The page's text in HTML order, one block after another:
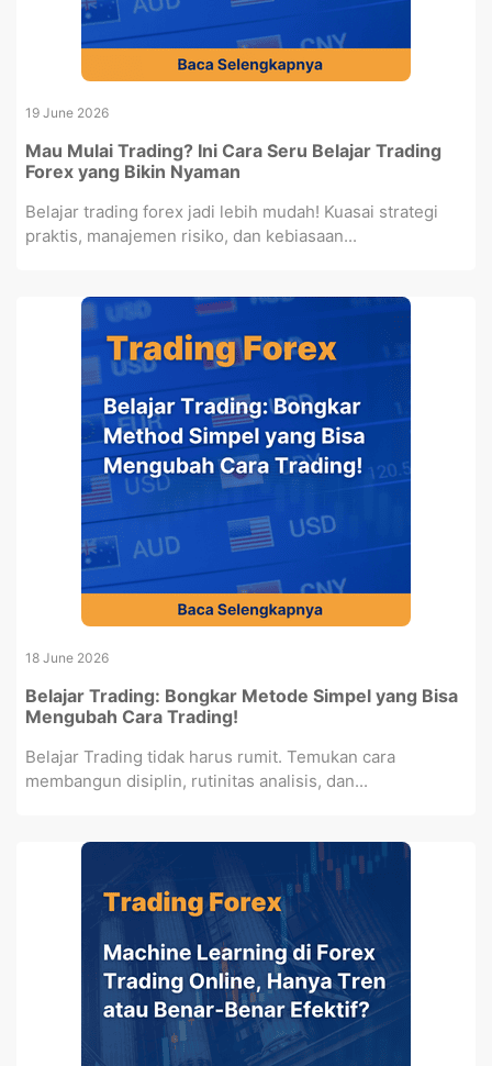
19 June 2026
Mau Mulai Trading? Ini Cara Seru Belajar Trading
Forex yang Bikin Nyaman
Belajar trading forex jadi lebih mudah! Kuasai strategi
praktis, manajemen risiko, dan kebiasaan...
18 June 2026
Belajar Trading: Bongkar Metode Simpel yang Bisa
Mengubah Cara Trading!
Belajar Trading tidak harus rumit. Temukan cara
membangun disiplin, rutinitas analisis, dan...